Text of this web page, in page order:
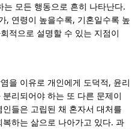
모든 행동으로 흔히 나타난다.
, 연령이 높을수록, 기혼일수록 높
적으로 설명할 수 있는 지점이
을 이유로 개인에게 도덕적, 윤리
리되어야 하는 또 다른 문제이
들은 고립된 채 혼자서 대처를
하는 삶으로 나아가고 있다. 과